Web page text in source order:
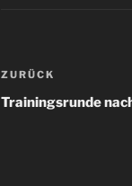
Vorheriger
Beitrag
ZURÜCK
Trainingsrunde